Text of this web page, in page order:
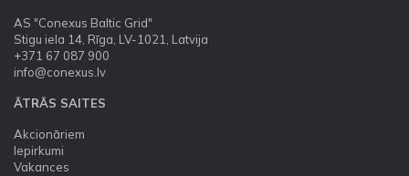
AS "Conexus Baltic Grid"
Stigu iela 14, Rīga, LV-1021, Latvija
+371 67 087 900
info@conexus.lv
ĀTRĀS SAITES
Akcionāriem
Iepirkumi
Vakances